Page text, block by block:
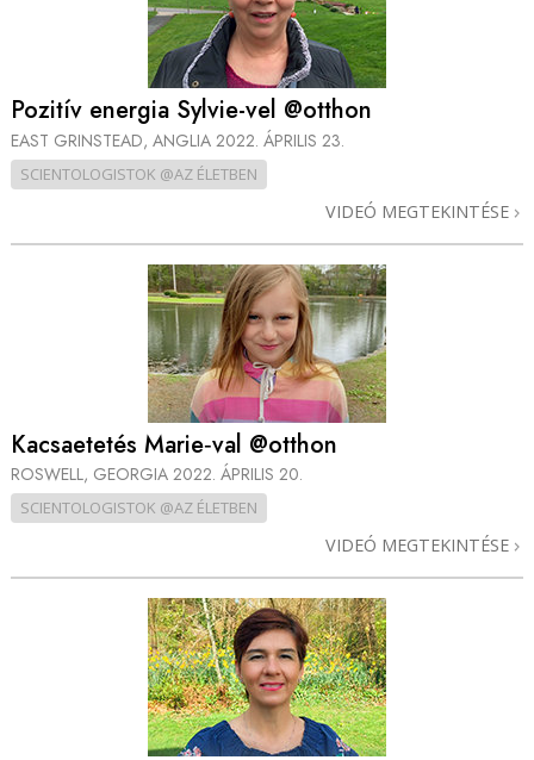
Pozitív energia Sylvie-vel @otthon
EAST GRINSTEAD, ANGLIA 2022. ÁPRILIS 23.
SCIENTOLOGISTOK @AZ ÉLETBEN
VIDEÓ MEGTEKINTÉSE
Kacsaetetés Marie‑val @otthon
ROSWELL, GEORGIA 2022. ÁPRILIS 20.
SCIENTOLOGISTOK @AZ ÉLETBEN
VIDEÓ MEGTEKINTÉSE